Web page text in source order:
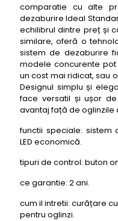
comparatie cu alte
dezaburire Ideal
echilibrul dintre preț și
similare, oferă o
sistem de dezaburire
modele concurente
un cost mai ridicat, sau
Designul simplu și
face versatil și ușor
avantaj față de oglinzile
functii speciale: sistem
LED economică.
tipuri de control: buton
ce garantie: 2 ani.
cum il intretii: curățare
pentru oglinzi.